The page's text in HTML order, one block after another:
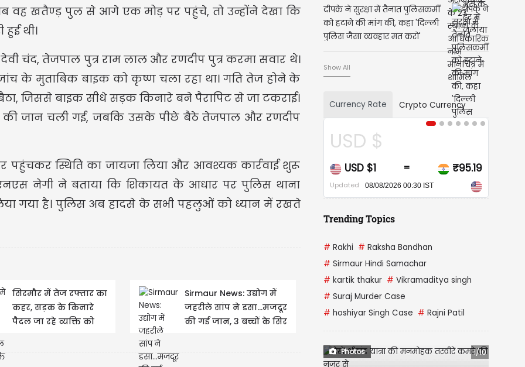
वह खतैण्ड़ पुल से आगे एक मोड़ पर पहुंचे, तो उन्होंने देखा कि
थी।
चंद, तेजपाल पुत्र राम लाल और रणदीप पुत्र करमा सवार थे।
के मुताबिक बाइक को कृष्ण चला रहा था। गति तेज होने के
जिससे बाइक सीधे सड़क किनारे बने पैरापिट से जा टकराई।
की जान चली गई, जबकि उसके पीछे बैठे तेजपाल और रणदीप
स्थिति का जायजा लिया और आवश्यक कार्रवाई शुरू
नेगी ने बताया कि शिकायत के आधार पर पुलिस थाना
गया है। पुलिस अब हादसे के सभी पहलुओं को ध्यान में रखते
सिरमौर में तेज रफ्तार का
कहर, सड़क के किनारे
पैदल जा रहे व्यक्ति को
Sirmaur News: उद्योग में
जहरीले सांप ने डसा...मजदूर
की गई जान, 3 बच्चों के सिर
दीपके ने सुरक्षा में तैनात पुलिसकर्मी
को हटाने की मांग की, कहा 'दिल्ली
पुलिस जैसा व्यवहार मत करो'
Show All
Currency Rate Crypto Currency
USD $1 = ₹95.19
Updated 08/08/2026 00:30 IST
CAD $
CAD $1 ₹68.30
Updated 08/08/2026 00:30 IST
Trending Topics
# Rakhi # Raksha Bandhan
# Sirmaur Hindi Samachar
# kartik thakur # Vikramaditya singh
# Suraj Murder Case
# hoshiyar Singh Case # Rajni Patil
Photos 1/10